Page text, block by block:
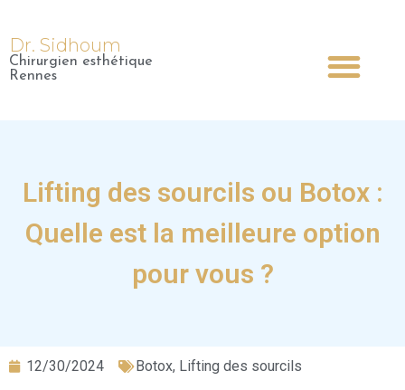
Dr. Sidhoum
Chirurgien esthétique
Rennes
Lifting des sourcils ou Botox :
Quelle est la meilleure option
pour vous ?
12/30/2024 Botox, Lifting des sourcils